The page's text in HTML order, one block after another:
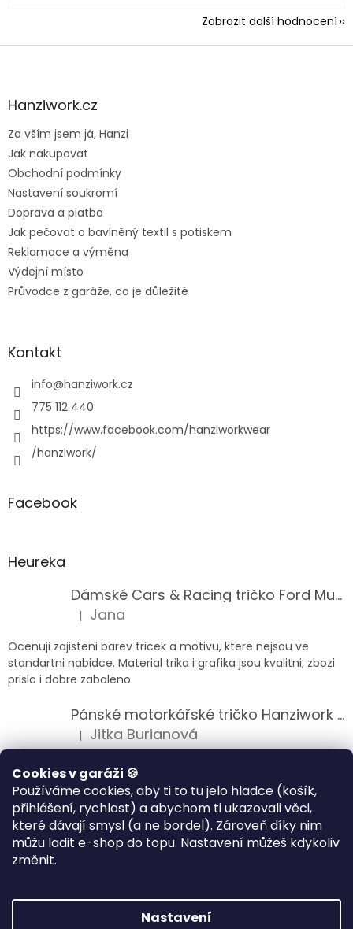
Cookies v garáži 🍪
Používáme cookies, aby ti to tu jelo hladce (košík,
přihlášení, rychlost) a abychom ti ukazovali věci,
které dávají smysl (a ne bordel). Zároveň díky nim
můžu ladit e-shop do topu. Nastavení můžeš kdykoliv
změnit.
Nastavení
Zobrazit další hodnocení
Z
aHanziwork.cz
Za vším jsem já, Hanzi
Jak nakupovat
Obchodní podmínky
Nastavení soukromí
Doprava a platba
Jak pečovat o bavlněný textil s potiskem
Reklamace a výměna
Výdejní místo
Průvodce z garáže, co je důležité
Kontakt
info@hanziwork.cz
775 112 440
https://www.facebook.com/hanziworkwear
/hanziwork/
Facebook
Heureka
Dámské Cars & Racing tričko Ford Mustang 5. generace
Hodnocení produktu je 5 z 5 hvězdiček.
| Jana
Ocenuji zajisteni barev tricek a motivu, ktere nejsou ve
standartni nabidce. Material trika i grafika jsou kvalitni, zbozi
prislo i dobre zabaleno.
Pánské motorkářské tričko Hanziwork Custom Bobber
Hodnocení produktu je 5 z 5 hvězdiček.
| Jitka Burianová
Splnil očekávání na jedničku
Hodnocení produktu je 5 z 5 hvězdiček.
| Klára Musilová
Jsem velice spokojena, velmi kvalitni zbozi.
Vytvořil Shoptet